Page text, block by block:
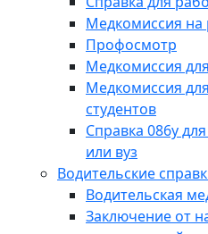
Медкомиссия на
Профосмотр
Медкомиссия
Медкомиссия
студентов
Справка 086у
или вуз
Водительские
Водительская
Заключение от